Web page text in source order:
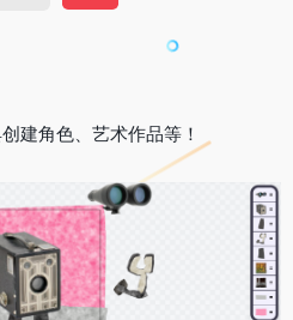
建角色、艺术作品等！